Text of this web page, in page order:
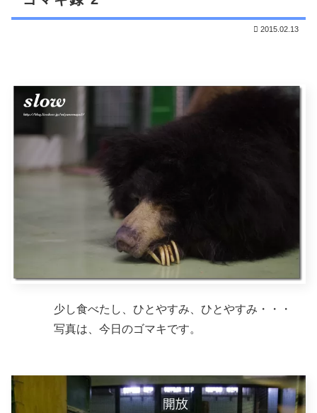
2015.02.13
少し食べたし、ひとやすみ、ひとやすみ・・・
写真は、今日のゴマキです。